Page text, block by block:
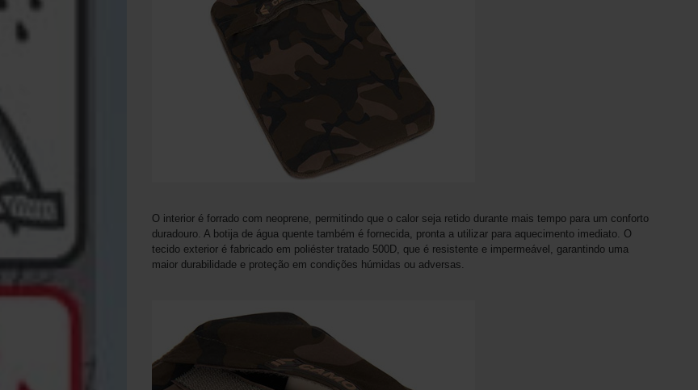
O interior é forrado com neoprene, permitindo que o calor seja retido durante mais tempo para um conforto
duradouro. A botija de água quente também é fornecida, pronta a utilizar para aquecimento imediato. O
tecido exterior é fabricado em poliéster tratado 500D, que é resistente e impermeável, garantindo uma
maior durabilidade e proteção em condições húmidas ou adversas.